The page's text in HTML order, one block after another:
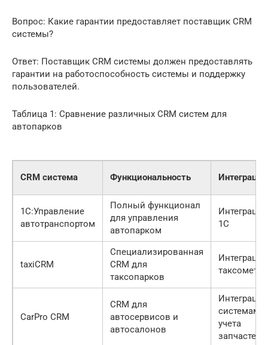
Вопрос: Какие гарантии предоставляет поставщик CRM
системы?
Ответ: Поставщик CRM системы должен предоставлять
гарантии на работоспособность системы и поддержку
пользователей.
Таблица 1: Сравнение различных CRM систем для
автопарков
CRM система Функциональность Интеграция
1С:Управление
автотранспортом
Полный функционал
для управления
автопарком
1С
taxiCRM
Специализированная
CRM для
таксопарков
CarPro CRM
CRM для
автосервисов и
автосалонов
системами
учета
запчастей